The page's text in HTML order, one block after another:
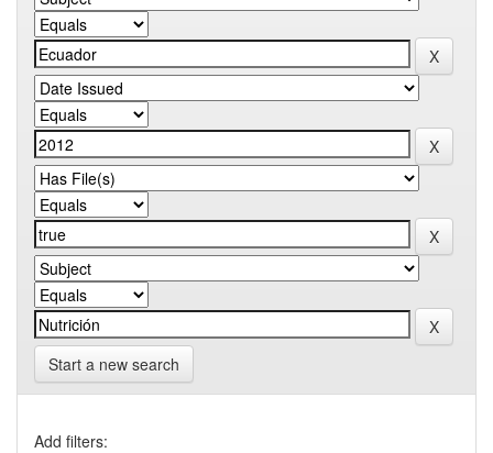
Start a new search
Add filters: